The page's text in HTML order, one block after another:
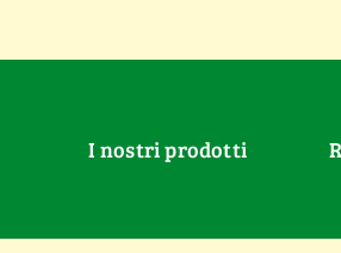
I nostri prodotti